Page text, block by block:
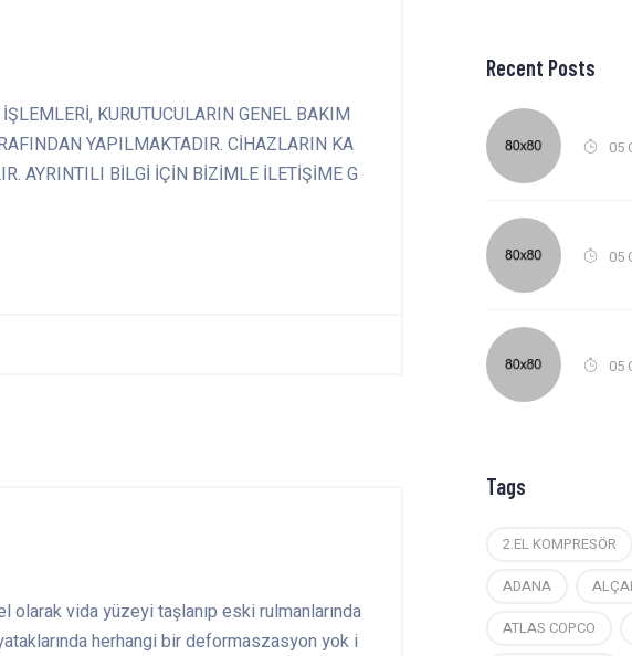
KURUTUCULARIN GENEL BAKIM
YAPILMAKTADIR. CİHAZLARIN KA
AYRINTILI BİLGİ İÇİN BİZİMLE İLETİŞİME G
olarak vida yüzeyi taşlanıp eski rulmanlarında
herhangi bir deformaszasyon yok i
Recent Posts
05
05
05
Tags
2.EL KOMPRESÖR
ADANA
ATLAS COPCO